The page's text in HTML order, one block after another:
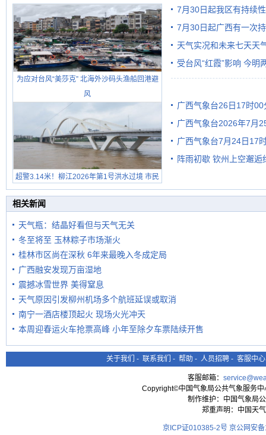
为应对台风“美莎克” 北海外沙码头渔船回港避
风
超警3.14米！柳江2026年第1号洪水过境 市民
在堤岸见证汛况
7月30日起我区有持续
7月30日起广西有一次
天气实况和未来七天天
受台风“红霞”影响 今明
广西气象台26日17时
广西气象台2026年7月
级预警
广西气象台7月24日17
阵雨初歇 钦州上空邂逅
相关新闻
天气瓶：结晶好看但与天气无关
冬至将至 玉林粽子市场渐火
桂林市区尚在深秋 6年来最晚入冬成定局
广西融安发现万亩湿地
震撼冰雪世界 美得窒息
天气原因引发柳州机场多个航班延误或取消
南宁一酒店楼顶起火 现场火光冲天
本周迎春运火车抢票高峰 小年至除夕车票陆续开售
关于我们 - 联系我们 - 帮助 - 人员招聘 - 客服中心
客服邮箱：
Copyright©中国气象局公共气象服务
制作维护：中国气象局
郑重声明：中国天
京ICP证010385-2号 京公网安